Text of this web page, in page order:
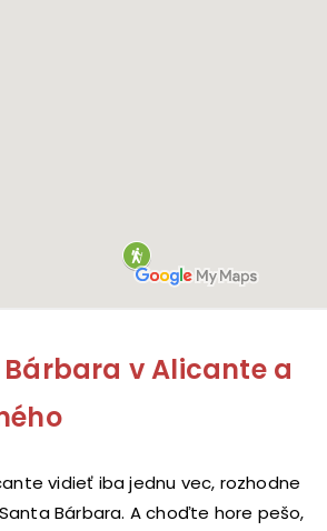
Bárbara v Alicante a
vidieť iba jednu vec, rozhodne
Bárbara. A choďte hore pešo,